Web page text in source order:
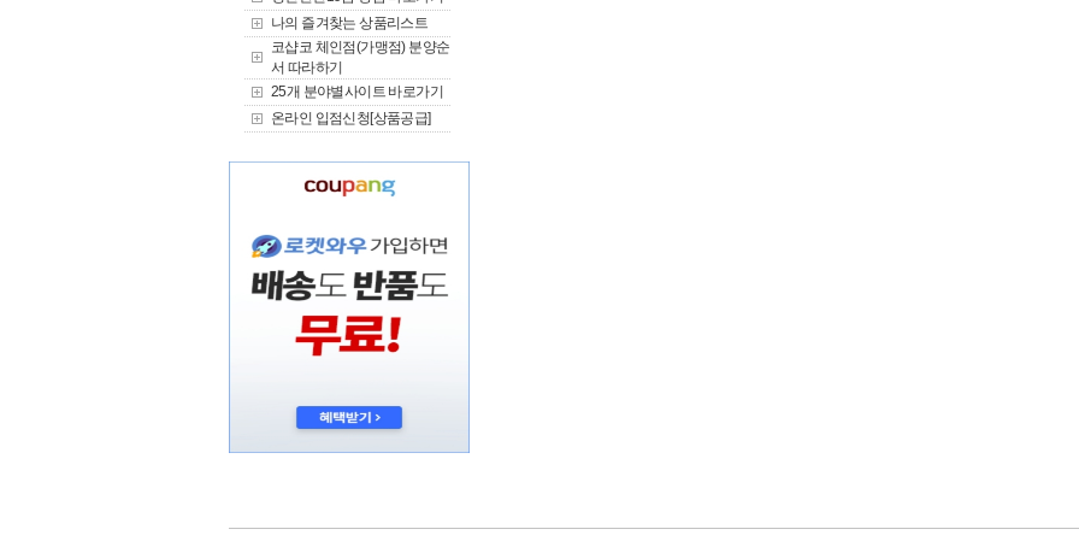
나의 즐겨찾는 상품리스트
코샵코 체인점(가맹점) 분양순
서 따라하기
25개 분야별사이트 바로가기
온라인 입점신청[상품공급]